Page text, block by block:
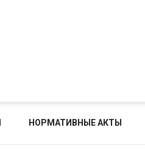
НОРМАТИВНЫЕ АКТЫ